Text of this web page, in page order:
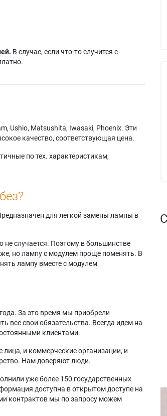
В случае, если что-то случится с
Ushio, Matsushita, Iwasaki, Phoenix. Эти
качество, соответствующая цена.
по тех. характеристикам,
для легкой замены лампы в
не случается. Поэтому в большинстве
но лампу с модулем проще поменять. В
лампу вместе с модулем
За это время мы приобрели
все свои обязательства. Всегда идем на
клиентами.
и коммерческие организации, и
Нам доверяют люди.
уже более 150 государственных
доступна в открытом доступе на
контрактов мы по запросу можем